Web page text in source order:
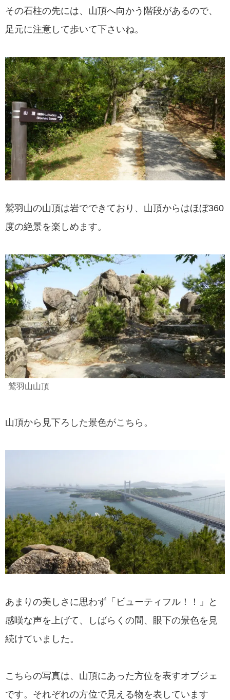
その石柱の先には、山頂へ向かう階段があるので、
足元に注意して歩いて下さいね。
鷲羽山の山頂は岩でできており、山頂からはほぼ360
度の絶景を楽しめます。
鷲羽山山頂
山頂から見下ろした景色がこちら。
あまりの美しさに思わず「ビューティフル！！」と
感嘆な声を上げて、しばらくの間、眼下の景色を見
続けていました。
こちらの写真は、山頂にあった方位を表すオブジェ
です。それぞれの方位で見える物を表しています